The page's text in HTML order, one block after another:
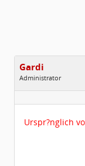
Gardi
Administrator
Geschlecht:
Homepage:
Dabei seit:
11 /
Urspr?nglich